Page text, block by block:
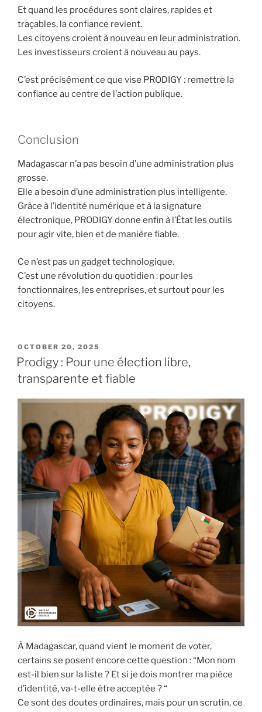
Et quand les procédures sont claires, rapides et
traçables, la confiance revient.
Les citoyens croient à nouveau en leur administration.
Les investisseurs croient à nouveau au pays.
C’est précisément ce que vise PRODIGY : remettre la
confiance au centre de l’action publique.
Conclusion
Madagascar n’a pas besoin d’une administration plus
grosse.
Elle a besoin d’une administration plus intelligente.
Grâce à l’identité numérique et à la signature
électronique, PRODIGY donne enfin à l’État les outils
pour agir vite, bien et de manière fiable.
Ce n’est pas un gadget technologique.
C’est une révolution du quotidien : pour les
fonctionnaires, les entreprises, et surtout pour les
citoyens.
POSTED
ON
OCTOBER 20, 2025
Prodigy : Pour une élection libre,
transparente et fiable
À Madagascar, quand vient le moment de voter,
certains se posent encore cette question : “Mon nom
est-il bien sur la liste ? Et si je dois montrer ma pièce
d’identité, va-t-elle être acceptée ? “
Ce sont des doutes ordinaires, mais pour un scrutin, ce